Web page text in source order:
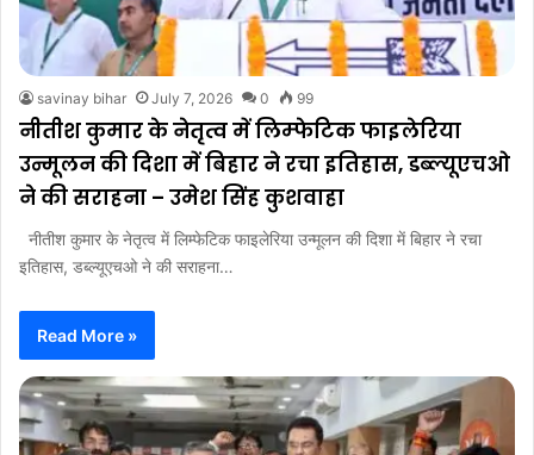
savinay bihar July 7, 2026 0 99
नीतीश कुमार के नेतृत्व में लिम्फेटिक फाइलेरिया
उन्मूलन की दिशा में बिहार ने रचा इतिहास, डब्ल्यूएचओ
ने की सराहना – उमेश सिंह कुशवाहा
नीतीश कुमार के नेतृत्व में लिम्फेटिक फाइलेरिया उन्मूलन की दिशा में बिहार ने रचा
इतिहास, डब्ल्यूएचओ ने की सराहना…
Read More »